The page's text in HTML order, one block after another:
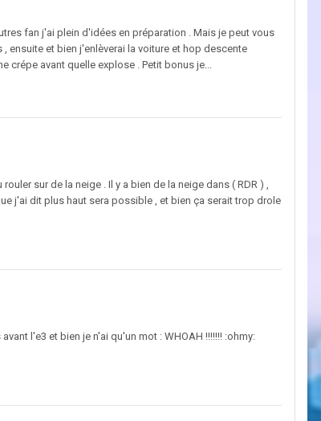
fan j'ai plein d'idées en préparation . Mais je peut vous
ensuite et bien j'enlèverai la voiture et hop descente
crépe avant quelle explose . Petit bonus je...
sur de la neige . Il y a bien de la neige dans ( RDR ) ,
j'ai dit plus haut sera possible , et bien ça serait trop drole
l'e3 et bien je n'ai qu'un mot : WHOAH !!!!!!! :ohmy: